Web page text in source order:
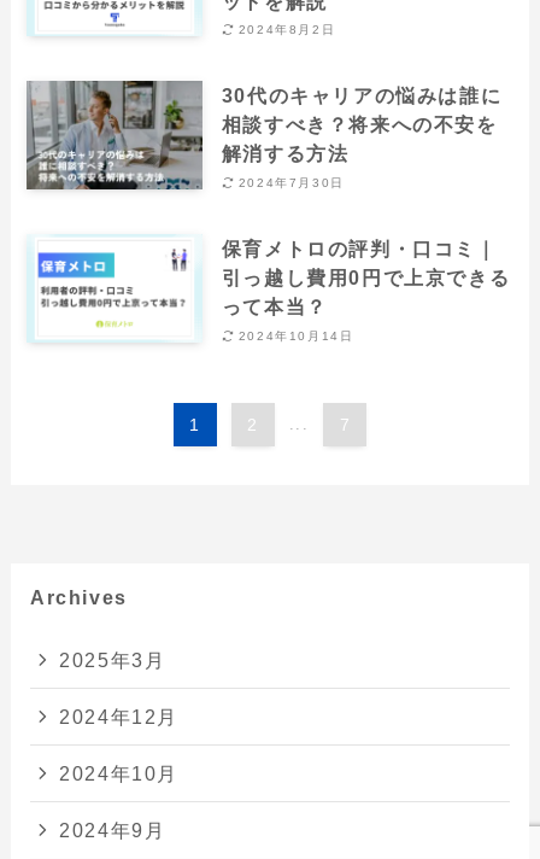
2024年8月2日
30代のキャリアの悩みは誰に
相談すべき？将来への不安を
解消する方法
2024年7月30日
保育メトロの評判・口コミ｜
引っ越し費用0円で上京できる
って本当？
2024年10月14日
1 2 7
Archives
2025年3月
2024年12月
2024年10月
2024年9月